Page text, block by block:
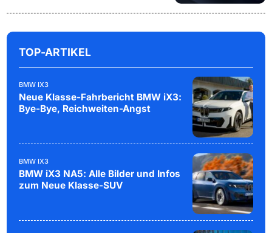
TOP-ARTIKEL
BMW IX3
Neue Klasse-Fahrbericht BMW iX3:
Bye-Bye, Reichweiten-Angst
BMW IX3
BMW iX3 NA5: Alle Bilder und Infos
zum Neue Klasse-SUV